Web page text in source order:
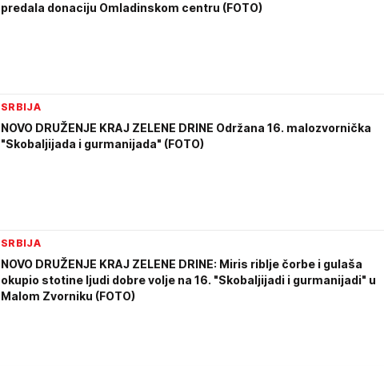
predala donaciju Omladinskom centru (FOTO)
SRBIJA
NOVO DRUŽENJE KRAJ ZELENE DRINE Održana 16. malozvornička
"Skobaljijada i gurmanijada" (FOTO)
SRBIJA
NOVO DRUŽENJE KRAJ ZELENE DRINE: Miris riblje čorbe i gulaša
okupio stotine ljudi dobre volje na 16. "Skobaljijadi i gurmanijadi" u
Malom Zvorniku (FOTO)